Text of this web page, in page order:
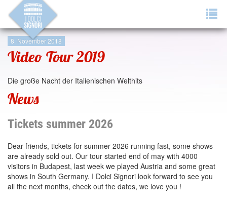
8. November 2018
Video Tour 2019
Die große Nacht der Italienischen Welthits
News
Tickets summer 2026
Dear friends, tickets for summer 2026 running fast, some shows
are already sold out. Our tour started end of may with 4000
visitors in Budapest, last week we played Austria and some great
shows in South Germany. I Dolci Signori look forward to see you
all the next months, check out the dates, we love you !